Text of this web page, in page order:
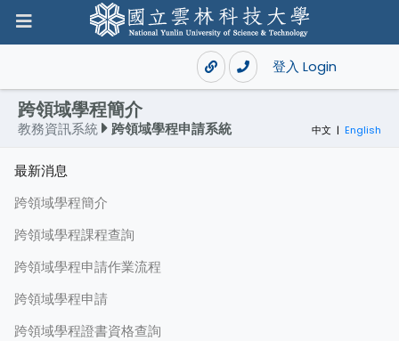
登入 Login
跨領域學程簡介
教務資訊系統 跨領域學程申請系統 中文 | English
最新消息
跨領域學程簡介
跨領域學程課程查詢
跨領域學程申請作業流程
跨領域學程申請
跨領域學程證書資格查詢